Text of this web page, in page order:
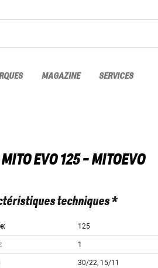
MAGAZINE SERVICES
MITO EVO 125 - MITOEVO
techniques *
125
1
30/22, 15/11